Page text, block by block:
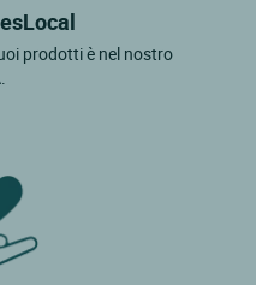
prodotti è nel nostro